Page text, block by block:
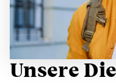
Unsere